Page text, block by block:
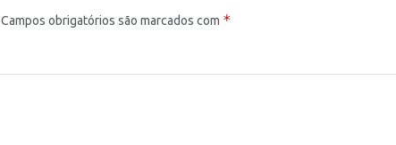
Campos obrigatórios são marcados com *